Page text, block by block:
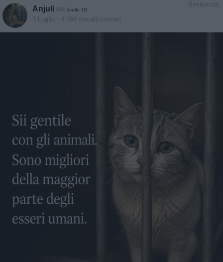
Bestiaccia
Anjuli livello 10
3 Luglio - 4.164 visualizzazioni